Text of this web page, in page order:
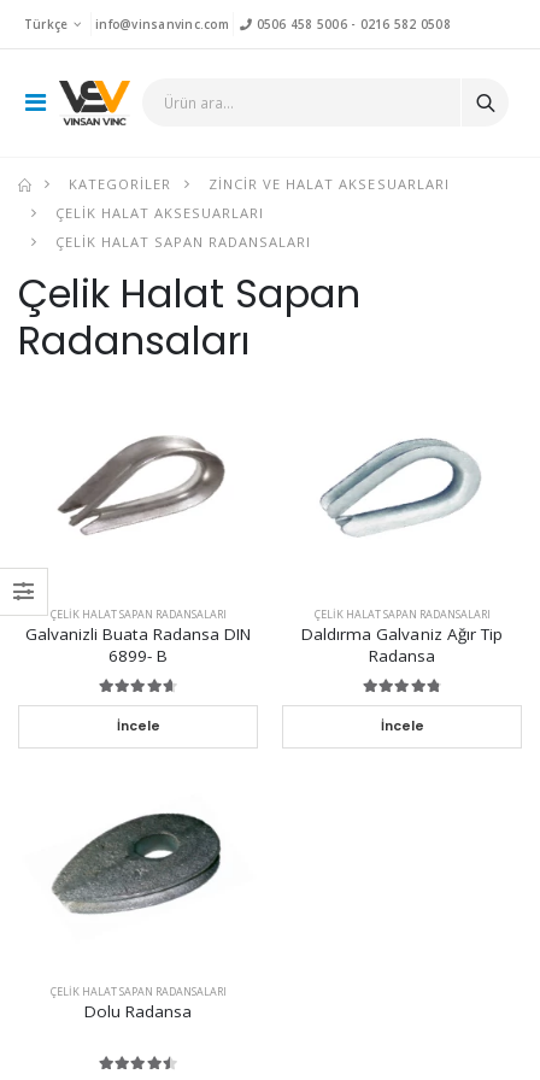
Türkçe info@vinsanvinc.com 0506 458 5006- 0216 582 0508
KATEGORILER
ZINCIR VE HALAT AKSESUARLARI
ÇELIK HALAT AKSESUARLARI
ÇELIK HALAT SAPAN RADANSALARI
Çelik Halat Sapan
Radansaları
ÇELIK HALAT SAPAN RADANSALARI
Galvanizli Buata Radansa DIN
6899- B
İncele
ÇELIK HALAT SAPAN RADANSALARI
Daldırma Galvaniz Ağır Tip
Radansa
İncele
ÇELIK HALAT SAPAN RADANSALARI
Dolu Radansa